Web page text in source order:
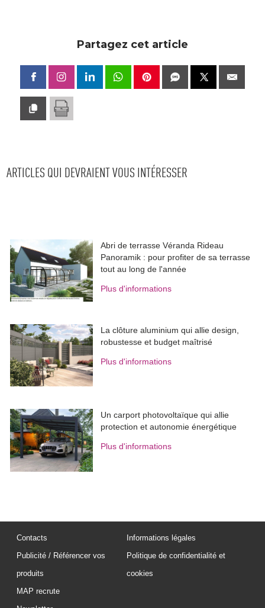
Partagez cet article
ARTICLES QUI DEVRAIENT VOUS INTÉRESSER
Abri de terrasse Véranda Rideau
Panoramik : pour profiter de sa terrasse
tout au long de l'année
Plus d'informations
La clôture aluminium qui allie design,
robustesse et budget maîtrisé
Plus d'informations
Un carport photovoltaïque qui allie
protection et autonomie énergétique
Plus d'informations
Contacts
Publicité / Référencer vos
produits
MAP recrute
Informations légales
Politique de confidentialité et
cookies